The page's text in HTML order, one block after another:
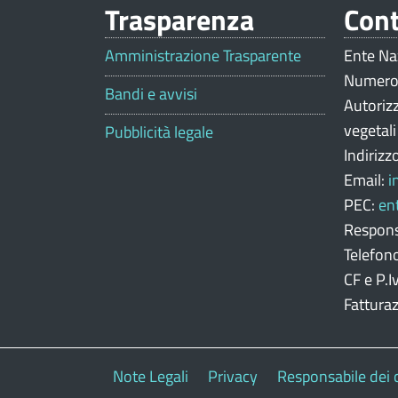
Trasparenza
Amministrazione Trasparente
Bandi e avvisi
Pubblicità legale
Ente
Email:
PEC:
CF e
Note Legali Privacy Responsabile